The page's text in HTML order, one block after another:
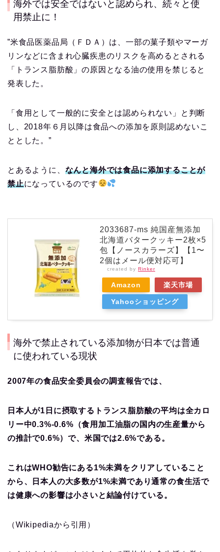
海外では安全ではないと認められ、続々と使
用禁止に！
”米食品医薬品局（ＦＤＡ）は、一部の菓子類やマーガ
リンなどに含まれ心臓疾患のリスクを高めるとされる
「トランス脂肪酸」の原因となる油の使用を禁じると
発表した。
「食用として一般的に安全とは認められない」と判断
し、2018年６月以降は食品への添加を原則認めないこ
ととした。”
とあるように、 なんと海外では食品に添加することが
禁止になっているのです
2033687-ms 純国産無添加
北海道バタークッキー2枚×5
包【ノースカラーズ】【1〜
2個はメール便対応可】
created by Rinker
Amazon 楽天市場
Yahooショッピング
海外で禁止されている添加物が日本では普通
に使われている現状
2007年の食品安全委員会の調査報告では、
日本人が1日に摂取するトランス脂肪酸の平均は全カロ
リー中0.3%-0.6%（食用加工油脂の国内の生産量から
の推計で0.6%）で、米国では2.6%である。
これはWHO勧告にある1%未満をクリアしていること
から、日本人の大多数が1%未満であり通常の食生活で
は健康への影響は小さいと結論付けている。
（Wikipediaから引用）